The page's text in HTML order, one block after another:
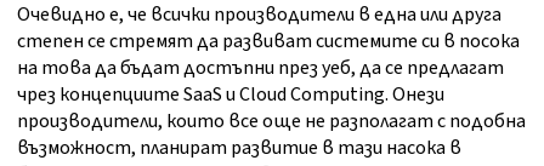
Очевидно е, че всички производители в една или друга
степен се стремят да развиват системите си в посока
на това да бъдат достъпни през уеб, да се предлагат
чрез концепциите SaaS и Cloud Computing. Онези
производители, които все още не разполагат с подобна
възможност, планират развитие в тази насока в